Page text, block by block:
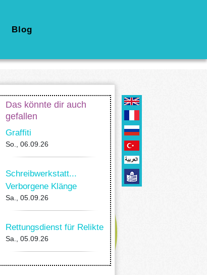
Blog
Das könnte dir auch
gefallen
Graffiti
So., 06.09.26
Schreibwerkstatt...
Verborgene Klänge
Sa., 05.09.26
Rettungsdienst für Relikte
Sa., 05.09.26